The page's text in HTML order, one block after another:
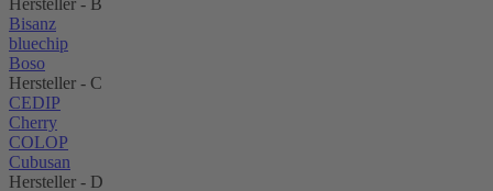
Hersteller - B
Bisanz
bluechip
Boso
Hersteller - C
CEDIP
Cherry
COLOP
Cubusan
Hersteller - D